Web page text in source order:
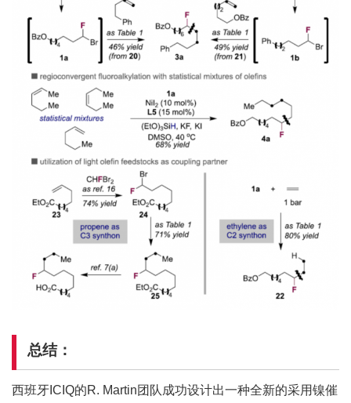
总结：
西班牙ICIQ的R. Martin团队成功设计出一种全新的采用镍催